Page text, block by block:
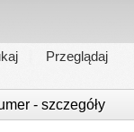
Przeglądaj
- szczegóły